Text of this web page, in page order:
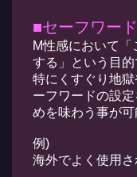
■セーフワード
M性感において
する」という目的
特にくすぐり地
ーフワードの設
めを味わう事が可
例)
海外でよく使用